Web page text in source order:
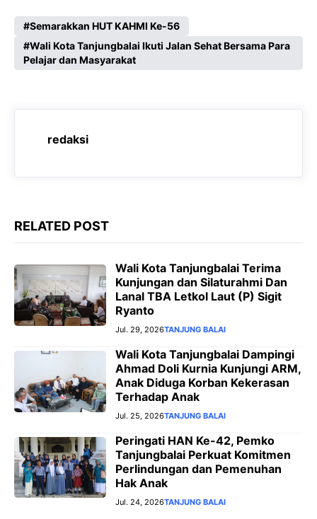
c
e
b
a
t
s
p
l
e
g
m
s
s
e
Semarakkan HUT KAHMI Ke-56
Wali Kota Tanjungbalai Ikuti Jalan Sehat Bersama Para
Pelajar dan Masyarakat
redaksi
RELATED POST
Wali Kota Tanjungbalai Terima
Kunjungan dan Silaturahmi Dan
Lanal TBA Letkol Laut (P) Sigit
Ryanto
Jul. 29, 2026TANJUNG BALAI
Wali Kota Tanjungbalai Dampingi
Ahmad Doli Kurnia Kunjungi ARM,
Anak Diduga Korban Kekerasan
Terhadap Anak
Jul. 25, 2026TANJUNG BALAI
Peringati HAN Ke-42, Pemko
Tanjungbalai Perkuat Komitmen
Perlindungan dan Pemenuhan
Hak Anak
Jul. 24, 2026TANJUNG BALAI